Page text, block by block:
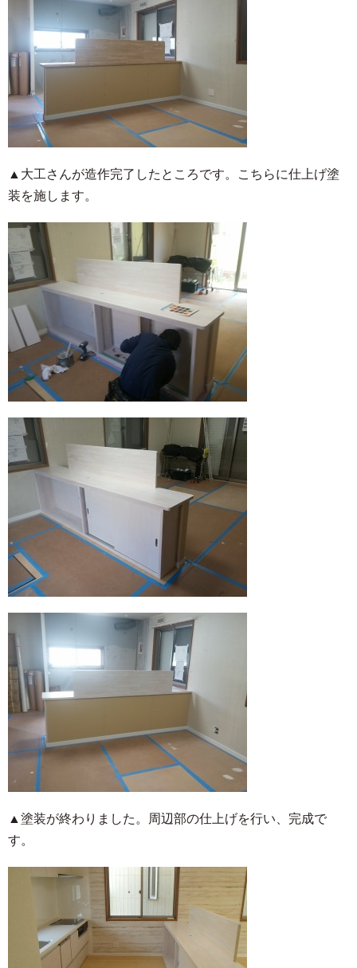
▲大工さんが造作完了したところです。こちらに仕上げ塗
装を施します。
▲塗装が終わりました。周辺部の仕上げを行い、完成で
す。